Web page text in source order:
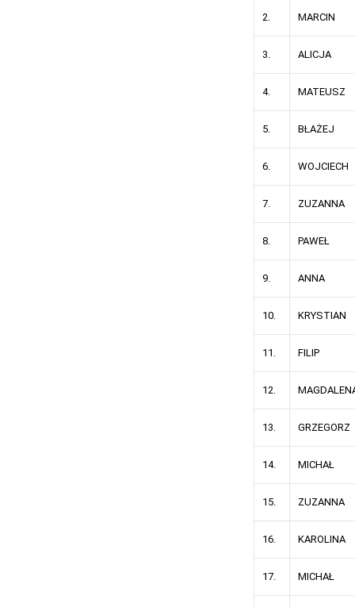
2. MARCIN
3. ALICJA
4. MATEUSZ
5. BŁAŻEJ
6. WOJCIECH
7. ZUZANNA
8. PAWEŁ
9. ANNA
10. KRYSTIAN
11. FILIP
12.
13. GRZEGORZ
14. MICHAŁ
15. ZUZANNA
16. KAROLINA
17. MICHAŁ